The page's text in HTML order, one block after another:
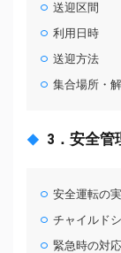
送迎区間
利用日時
送迎方法
集合場所・
3．安全管
安全運転の
チャイルド
緊急時の対